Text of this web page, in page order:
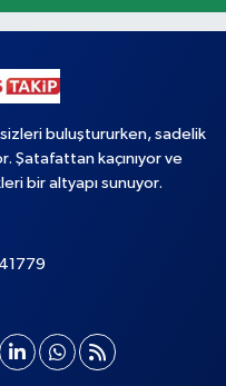
buluştururken, sadelik
Şatafattan kaçınıyor ve
bir altyapı sunuyor.